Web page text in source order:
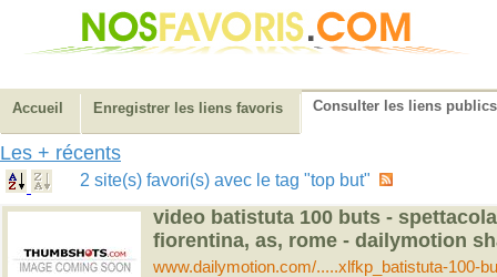
Accueil Enregistrer les liens favoris Consulter les liens publics
Les + récents
2 site(s) favori(s) avec le tag "top but"
video batistuta 100 buts -
fiorentina, as, rome - dailymotion
www.dailymotion.com/.....xlfkp_batistuta-100-